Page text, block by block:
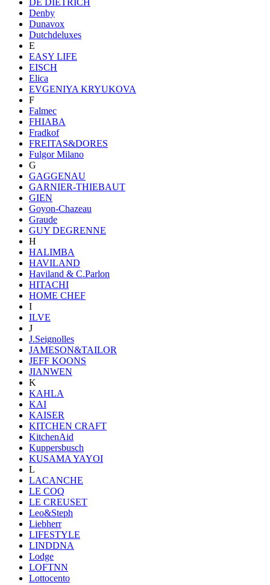
Denby
Dunavox
Dutchdeluxes
E
EASY LIFE
EISCH
Elica
EVGENIYA KRYUKOVA
F
Falmec
FHIABA
Fradkof
FREITAS&DORES
Fulgor Milano
G
GAGGENAU
GARNIER-THIEBAUT
GIEN
Goyon-Chazeau
Graude
GUY DEGRENNE
H
HALIMBA
HAVILAND
Haviland & C.Parlon
HITACHI
HOME CHEF
I
ILVE
J
J.Seignolles
JAMESON&TAILOR
JEFF KOONS
JIANWEN
K
KAHLA
KAI
KAISER
KITCHEN CRAFT
KitchenAid
Kuppersbusch
KUSAMA YAYOI
L
LACANCHE
LE COQ
LE CREUSET
Leo&Steph
Liebherr
LIFESTYLE
LINDDNA
Lodge
LOFTNN
Lottocento